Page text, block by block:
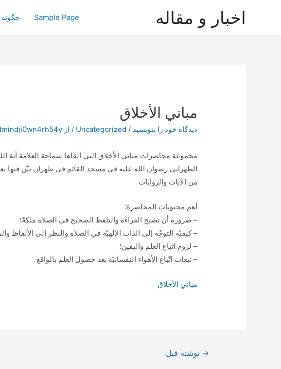
اخبار و مقاله Sample Page
مباني الأخلاق
دیدگاه‌ خود را بنویسید /
Uncategorized / از
مجموعة محاضرات مباني الأخلاق التي ألقاها سماحة العلامة آية
الطهراني رضوان الله عليه في مسجد القائم في طهران بيّن فيها
من الآيات والروايات
أهم محتويات المحاضرة:
– ضرورة أن تصبح القراءة والتلفظ الصحيح في الصلاة ملكةً؛
– كيفيّة التوجّه إلى الذات الإلهيّة في الصلاة والنظر إلى الألفاظ
– لزوم اتباع العلم واليقين؛
– تبعات اتّباع الأهواء النفسانيّة بعد حصول العلم بالواقع
مباني الأخلاق
→ نوشته قبل